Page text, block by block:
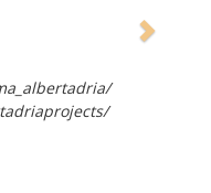
Harry